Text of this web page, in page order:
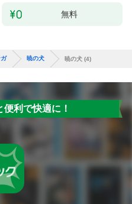
無料
暁の犬 暁の犬 (4)
利で快適に！